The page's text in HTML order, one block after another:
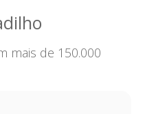
mais de 150.000